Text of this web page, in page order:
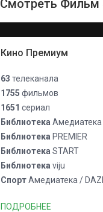
Смотреть Фильм
Кино Премиум
63 телеканала
1755 фильмов
1651 сериал
Библиотека Амедиатека
Библиотека PREMIER
Библиотека START
Библиотека viju
СпортАмедиатека /
ПОДРОБНЕЕ